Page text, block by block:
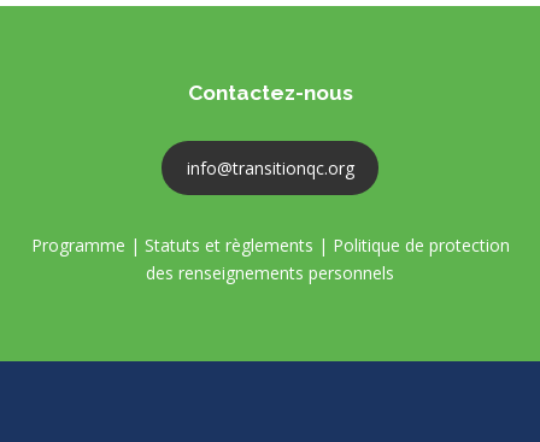
Contactez-nous
info@transitionqc.org
Programme | Statuts et règlements | Politique de protection
des renseignements personnels